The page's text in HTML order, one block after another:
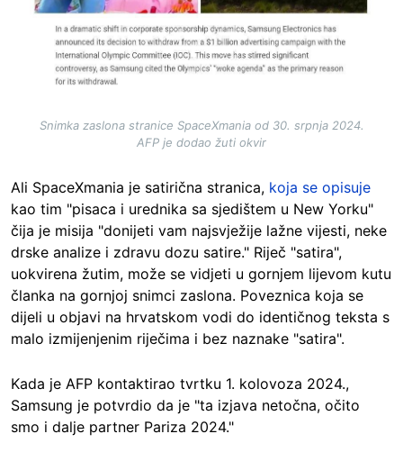
Snimka zaslona stranice SpaceXmania od 30. srpnja 2024.
AFP je dodao žuti okvir
Ali SpaceXmania je satirična stranica, koja se opisuje
kao tim "pisaca i urednika sa sjedištem u New Yorku"
čija je misija "donijeti vam najsvježije lažne vijesti, neke
drske analize i zdravu dozu satire." Riječ "satira",
uokvirena žutim, može se vidjeti u gornjem lijevom kutu
članka na gornjoj snimci zaslona. Poveznica koja se
dijeli u objavi na hrvatskom vodi do identičnog teksta s
malo izmijenjenim riječima i bez naznake "satira".
Kada je AFP kontaktirao tvrtku 1. kolovoza 2024.,
Samsung je potvrdio da je "ta izjava netočna, očito
smo i dalje partner Pariza 2024."